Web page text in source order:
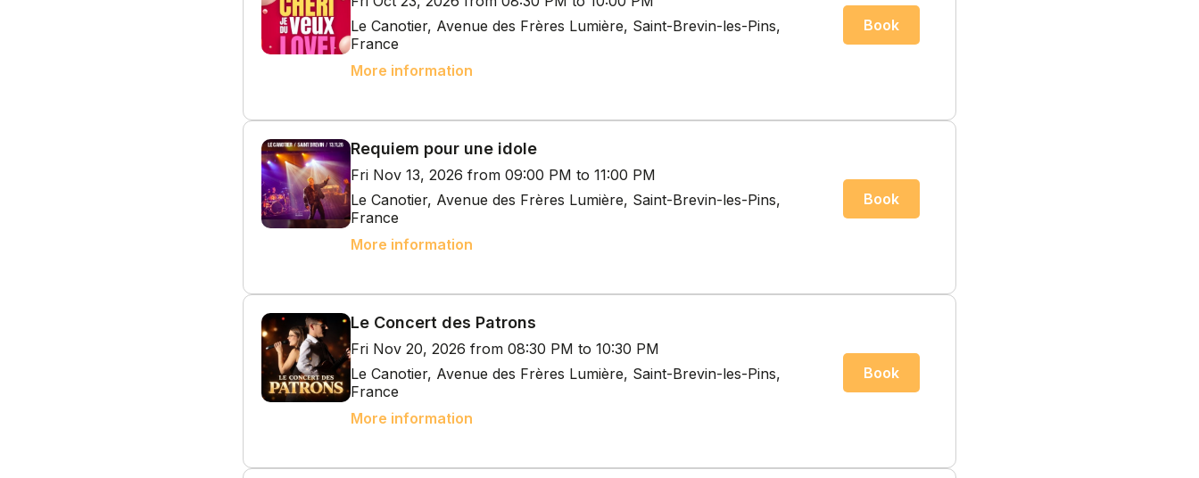
Le Canotier, Avenue des Frères Lumière, Saint-Brevin-les-Pins,
France
More information
Book
Requiem pour une idole
Fri Nov 13, 2026 from 09:00 PM to 11:00 PM
Le Canotier, Avenue des Frères Lumière, Saint-Brevin-les-Pins,
France
More information
Book
Le Concert des Patrons
Fri Nov 20, 2026 from 08:30 PM to 10:30 PM
Le Canotier, Avenue des Frères Lumière, Saint-Brevin-les-Pins,
France
More information
Book